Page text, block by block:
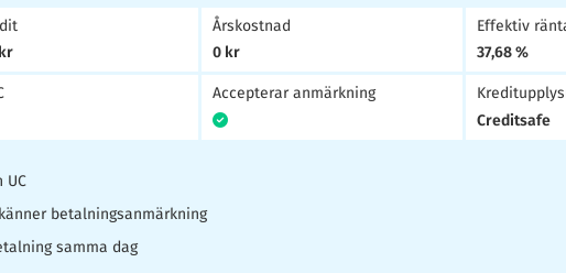
Årskostnad
0 kr
Effektiv
37,68 %
Accepterar anmärkning
Creditsafe
UC
betalningsanmärkning
samma dag